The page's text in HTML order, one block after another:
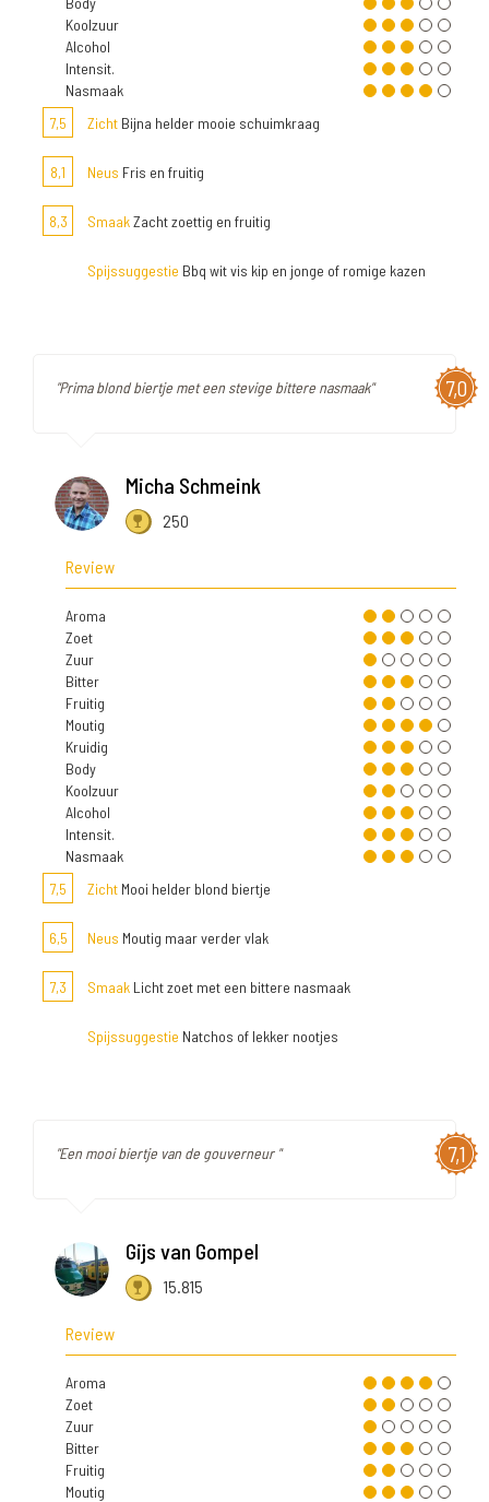
Koolzuur
Alcohol
Intensit.
Nasmaak
7,5
Zicht Bijna helder mooie schuimkraag
8,1 Neus Fris en fruitig
8,3 SmaakZacht zoettig en fruitig
Spijssuggestie Bbq wit vis kip en jonge of romige kazen
7,0
"Prima blond biertje met een stevige bittere nasmaak"
Micha Schmeink
250
Review
Aroma
Zoet
Zuur
Bitter
Fruitig
Moutig
Kruidig
Body
Koolzuur
Alcohol
Intensit.
Nasmaak
7,5
Zicht Mooi helder blond biertje
6,5 Neus Moutig maar verder vlak
7,3 Smaak Licht zoet met een bittere nasmaak
Spijssuggestie Natchos of lekker nootjes
7,1
"Een mooi biertje van de gouverneur "
Gijs van Gompel
15.815
Review
Aroma
Zoet
Zuur
Bitter
Fruitig
Moutig